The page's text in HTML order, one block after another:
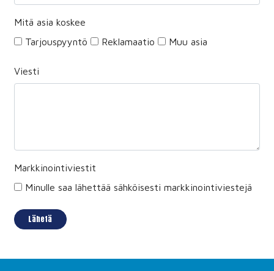
Mitä asia koskee
Tarjouspyyntö
Reklamaatio Muu asia
Viesti
Markkinointiviestit
Minulle saa lähettää sähköisesti markkinointiviestejä
Lähetä